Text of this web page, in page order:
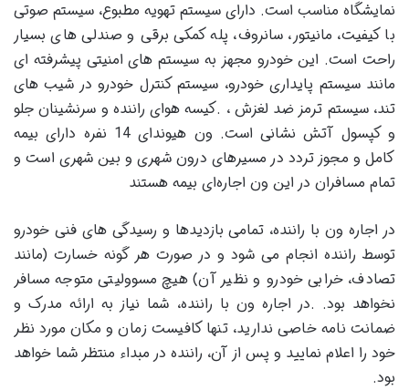
نمایشگاه مناسب است. دارای سیستم تهویه مطبوع، سیستم صوتی
با کیفیت، مانیتور، سانروف، پله کمکی برقی و صندلی های بسیار
راحت است. این خودرو مجهز به سیستم های امنیتی پیشرفته ای
مانند سیستم پایداری خودرو، سیستم کنترل خودرو در شیب های
تند، سیستم ترمز ضد لغزش ، .کیسه هوای راننده و سرنشینان جلو
و کپسول آتش نشانی است. ون هیوندای 14 نفره دارای بیمه
کامل و مجوز تردد در مسیرهای درون شهری و بین شهری است و
تمام مسافران در این ون‌ اجاره‌ای بیمه هستند
در اجاره ون با راننده، تمامی بازدیدها و رسیدگی های فنی خودرو
توسط راننده انجام می شود و در صورت هر گونه خسارت (مانند
تصادف، خرابی خودرو و نظیر آن) هیچ مسوولیتی متوجه مسافر
نخواهد بود. .در اجاره ون با راننده، شما نیاز به ارائه مدرک و
ضمانت نامه خاصی ندارید، تنها کافیست زمان و مکان مورد نظر
خود را اعلام نمایید و پس از آن، راننده در مبداء منتظر شما خواهد
بود.